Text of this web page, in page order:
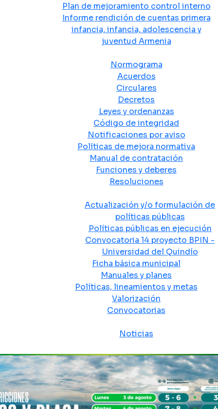
Plan de mejoramiento control interno
Informe rendición de cuentas primera
infancia, infancia, adolescencia y
juventud Armenia
Normograma
Acuerdos
Circulares
Decretos
Leyes y ordenanzas
Código de integridad
Notificaciones por aviso
Políticas de mejora normativa
Manual de contratación
Funciones y deberes
Resoluciones
Actualización y/o formulación de
políticas públicas
Políticas públicas en ejecución
Convocatoria 14 proyecto BPIN -
Universidad del Quindío
Ficha básica municipal
Manuales y planes
Políticas, lineamientos y metas
Valorización
Convocatorias
Noticias